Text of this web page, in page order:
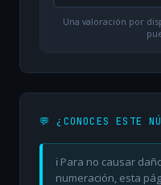
Una valoración por
💬 ¿CONOCES ESTE
ℹ️ Para no causar
numeración, esta